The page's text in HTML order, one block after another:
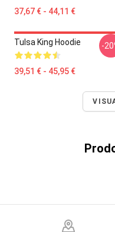
37,67 € - 44,11 €
Tulsa King Hoodie
39,51 € - 45,95 €
-